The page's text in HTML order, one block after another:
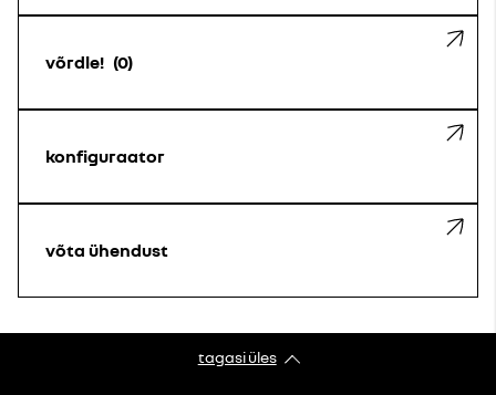
võrdle! 0
konfiguraator
võta ühendust
tagasi üles